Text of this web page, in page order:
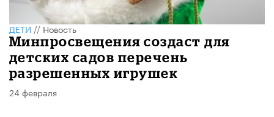
ДЕТИ//Новость
Минпросвещения создаст для
детских садов перечень
разрешенных игрушек
24 февраля